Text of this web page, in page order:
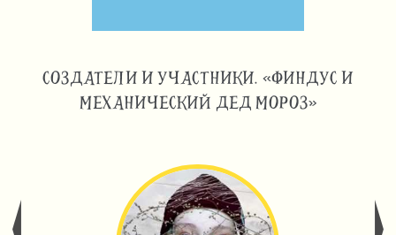
СОЗДАТЕЛИ И УЧАСТНИКИ. «ФИНДУС И
МЕХАНИЧЕСКИЙ ДЕД МОРОЗ»